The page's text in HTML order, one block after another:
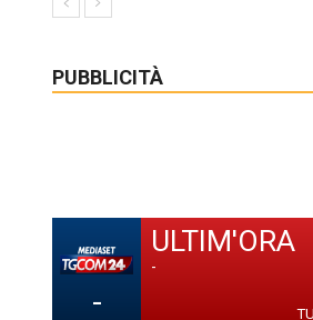
PUBBLICITÀ
-
ULTIM'ORA
-